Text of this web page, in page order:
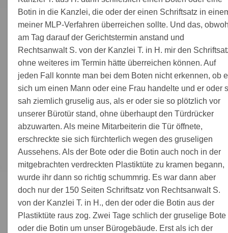
Botin in die Kanzlei, die oder der einen Schriftsatz in
meiner MLP-Verfahren überreichen sollte. Und das,
am Tag darauf der Gerichtstermin anstand und
Rechtsanwalt S. von der Kanzlei T. in H. mir den
ohne weiteres im Termin hätte überreichen können. Auf
jeden Fall konnte man bei dem Boten nicht erkennen, ob
sich um einen Mann oder eine Frau handelte und er oder
sah ziemlich gruselig aus, als er oder sie so plötzlich vor
unserer Bürotür stand, ohne überhaupt den Türdrücker
abzuwarten. Als meine Mitarbeiterin die Tür öffnete,
erschreckte sie sich fürchterlich wegen des gruseligen
Aussehens. Als der Bote oder die Botin auch noch in der
mitgebrachten verdreckten Plastiktüte zu kramen begann,
wurde ihr dann so richtig schummrig. Es war dann aber
doch nur der 150 Seiten Schriftsatz von Rechtsanwalt S.
von der Kanzlei T. in H., den der oder die Botin aus der
Plastiktüte raus zog. Zwei Tage schlich der gruselige Bote
oder die Botin um unser Bürogebäude. Erst als ich der